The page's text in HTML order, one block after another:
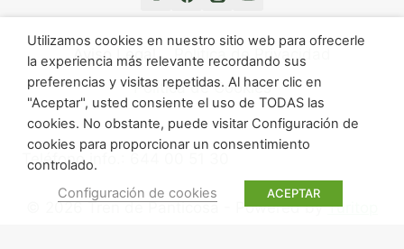
Aviso Legal
Política de Privacidad
Política de Cookies
Teléfono info.: 644 00 51 30
© 2026 Tren de Panticosa - Powered byTuritop
Utilizamos cookies en nuestro sitio web para ofrecerle
la experiencia más relevante recordando sus
preferencias y visitas repetidas. Al hacer clic en
"Aceptar", usted consiente el uso de TODAS las
cookies. No obstante, puede visitar Configuración de
cookies para proporcionar un consentimiento
controlado.
Configuración de cookies
ACEPTAR